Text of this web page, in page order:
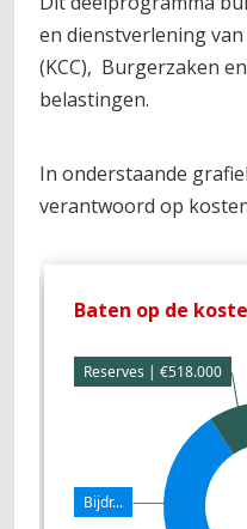
en dienstverlening
(KCC), Burgerzaken
belastingen.
In onderstaande
verantwoord op
Baten op de
Bijdr...
Reserves | €518.000